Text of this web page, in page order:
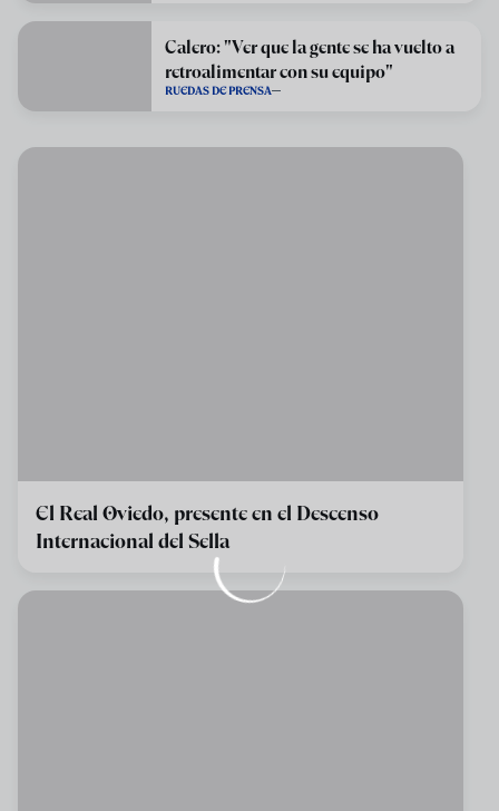
Calero: "Ver que la gente se ha vuelto a
retroalimentar con su equipo"
RUEDAS DE PRENSA
El Real Oviedo, presente en el Descenso
Internacional del Sella